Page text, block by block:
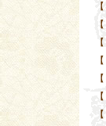
【
【
【
【
【
【
【